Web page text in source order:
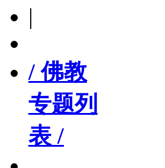
|
/ 佛教
专题列
表 /